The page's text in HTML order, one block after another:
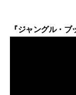
『ジャングル・